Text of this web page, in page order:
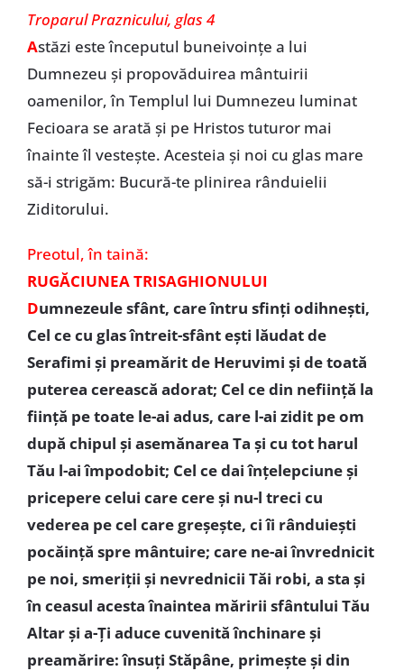
Troparul Praznicului, glas 4
Astăzi este începutul buneivoințe a lui
Dumnezeu și propovăduirea mântuirii
oamenilor, în Templul lui Dumnezeu luminat
Fecioara se arată și pe Hristos tuturor mai
înainte îl vestește. Acesteia și noi cu glas mare
să-i strigăm: Bucură-te plinirea rânduielii
Ziditorului.
Preotul, în taină:
RUGĂCIUNEA TRISAGHIONULUI
Dumnezeule sfânt, care întru sfinți odihnești,
Cel ce cu glas întreit-sfânt ești lăudat de
Serafimi și preamărit de Heruvimi și de toată
puterea cerească adorat; Cel ce din neființă la
ființă pe toate le-ai adus, care l-ai zidit pe om
după chipul și asemănarea Ta și cu tot harul
Tău l-ai împodobit; Cel ce dai înțelepciune și
pricepere celui care cere și nu-l treci cu
vederea pe cel care greșește, ci îi rânduiești
pocăință spre mântuire; care ne-ai învrednicit
pe noi, smeriții și nevrednicii Tăi robi, a sta și
în ceasul acesta înaintea măririi sfântului Tău
Altar și a-Ți aduce cuvenită închinare și
preamărire: însuți Stăpâne, primește și din